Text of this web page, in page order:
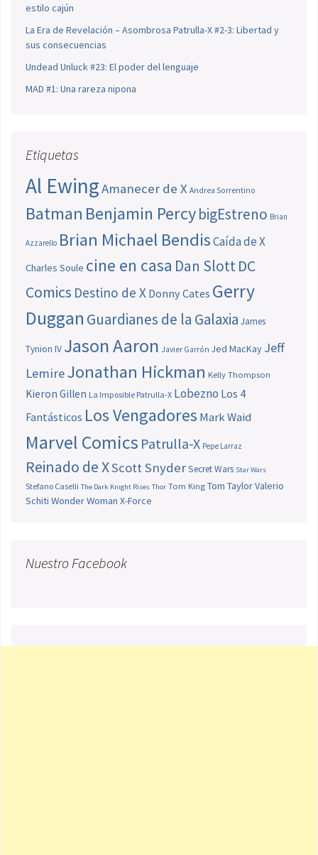
estilo cajún
La Era de Revelación – Asombrosa Patrulla-X #2-3: Libertad y
sus consecuencias
Undead Unluck #23: El poder del lenguaje
MAD #1: Una rareza nipona
Etiquetas
Al EwingAmanecer de X Andrea Sorrentino
Batman Benjamin PercybigEstreno Brian
Azzarello Brian Michael BendisCaída de X
Charles Soule cine en casa Dan SlottDC
Comics Destino de X Donny Cates Gerry
Duggan Guardianes de la Galaxia James
Tynion IV Jason Aaron Javier Garrón Jed MacKay Jeff
LemireJonathan Hickman Kelly Thompson
Kieron Gillen La Imposible Patrulla-X Lobezno Los 4
Fantásticos Los Vengadores Mark Waid
Marvel Comics Patrulla-X Pepe Larraz
Reinado de XScott SnyderSecret Wars Star Wars
Stefano Caselli The Dark Knight Rises Thor Tom King Tom TaylorValerio
Schiti Wonder Woman X-Force
Nuestro Facebook